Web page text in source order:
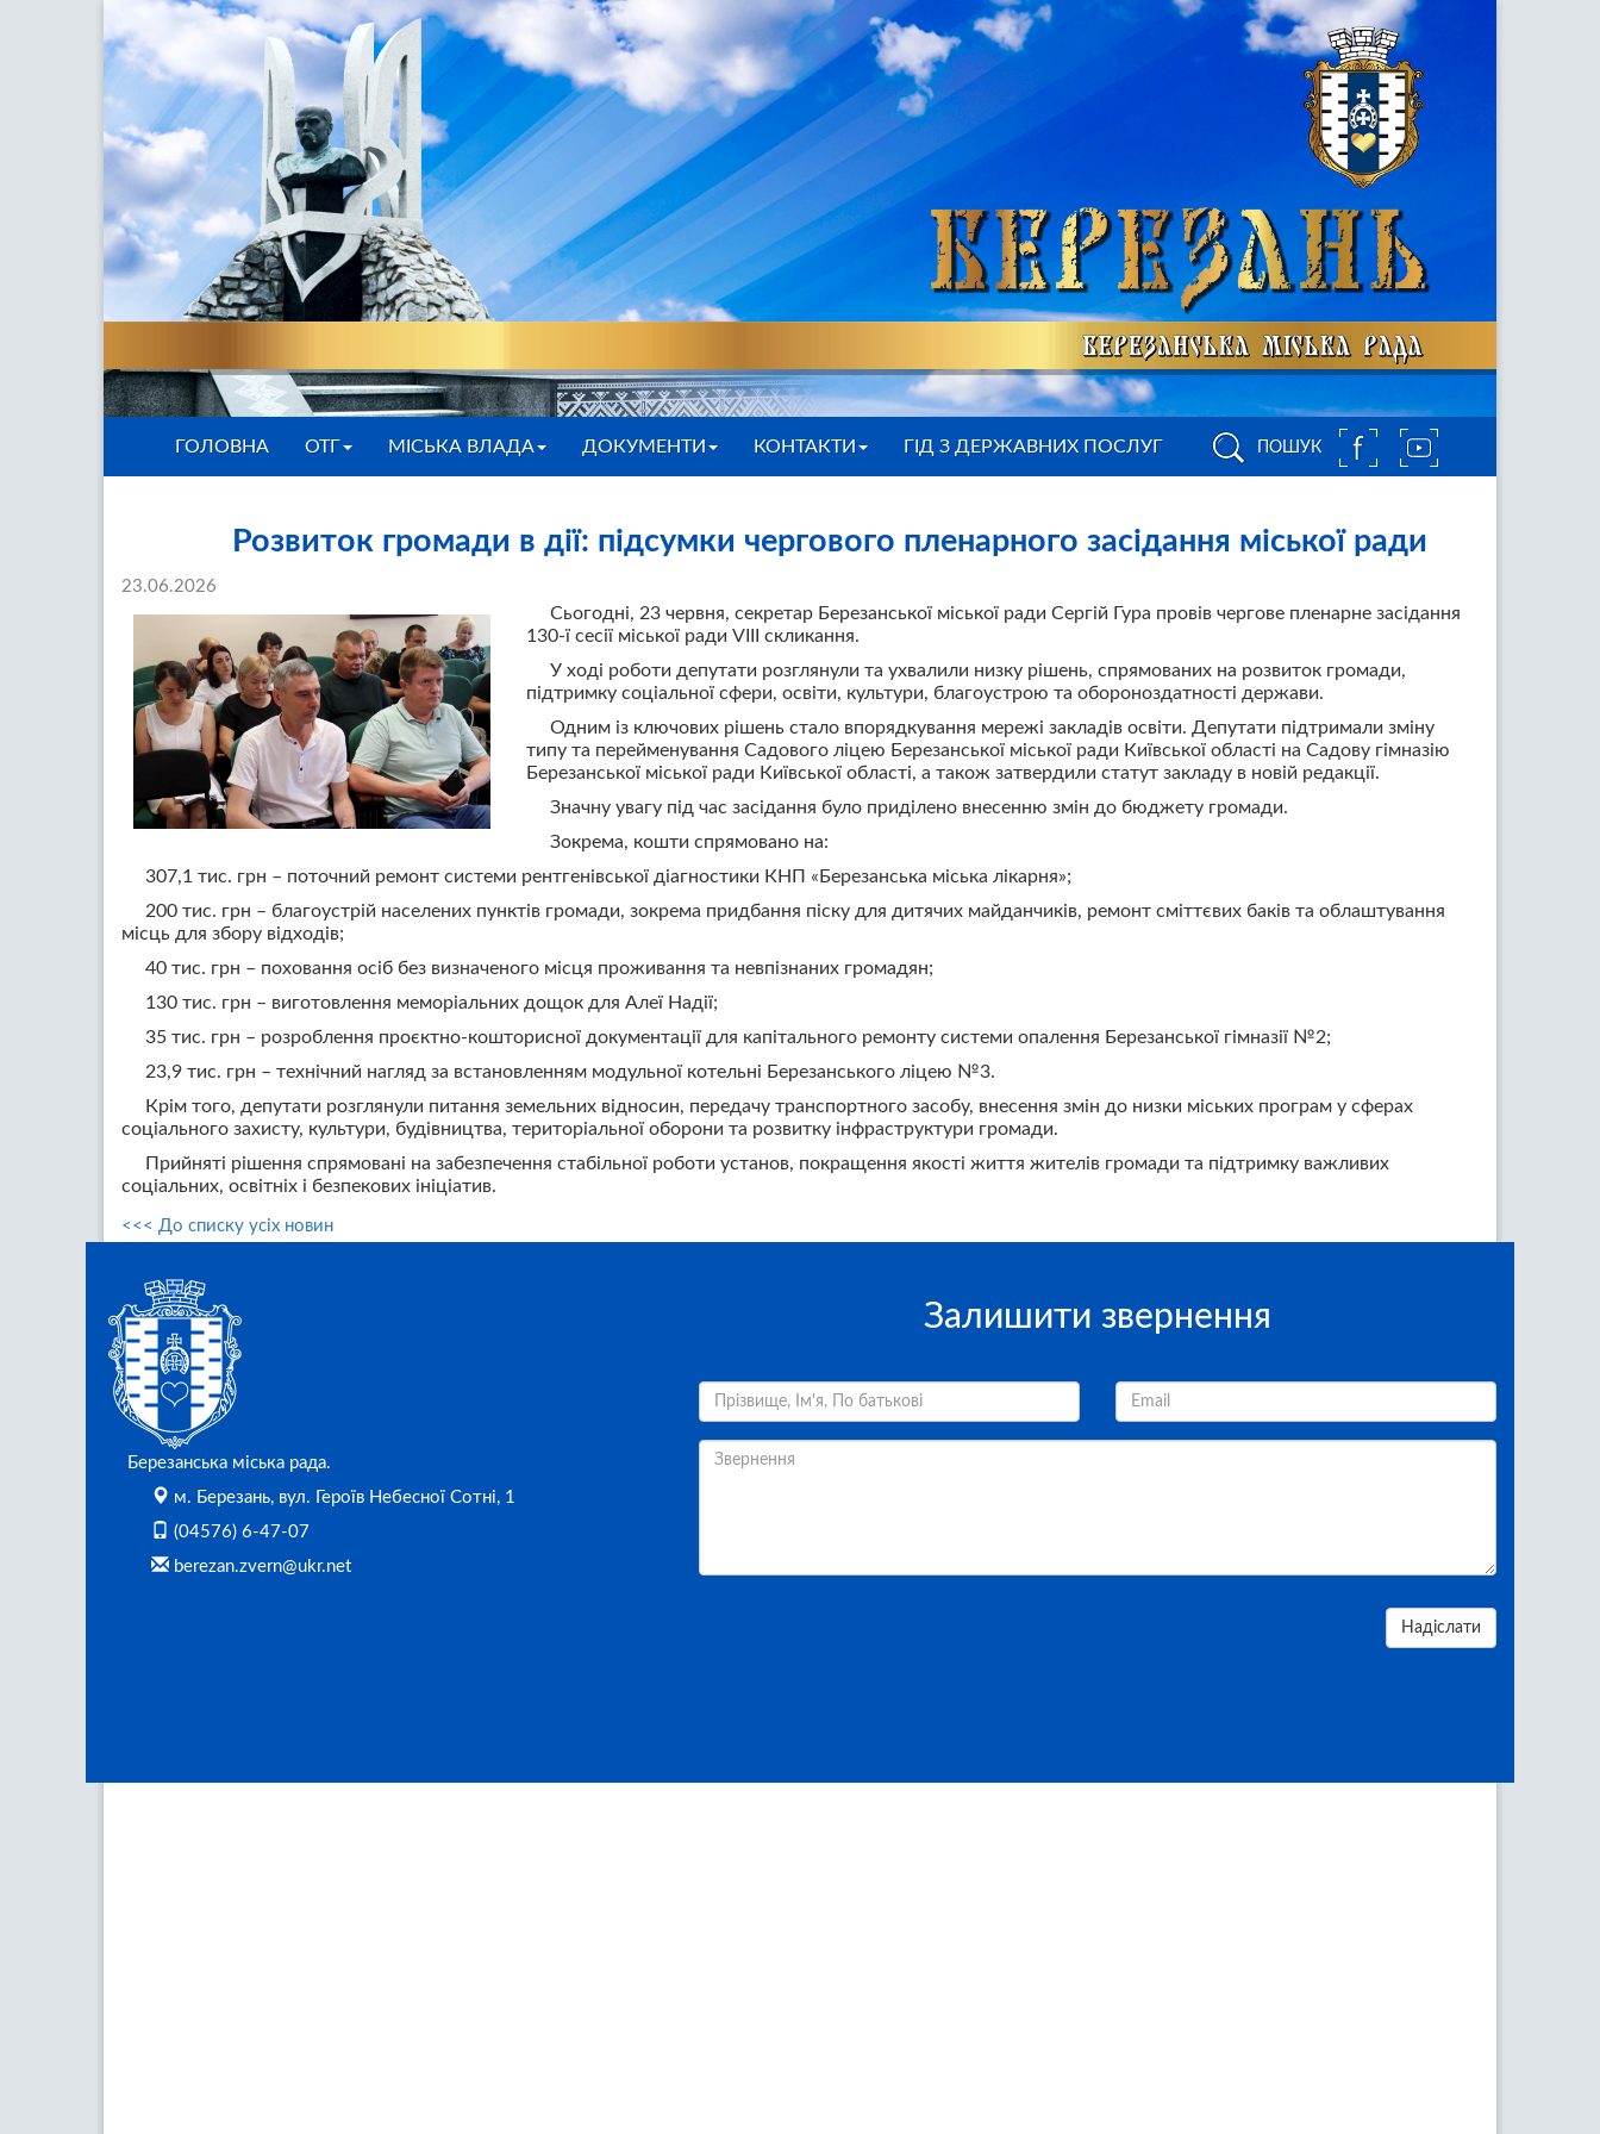
ПОШУК
ГОЛОВНА ОТГ МІСЬКА ВЛАДА ДОКУМЕНТИ КОНТАКТИ ГІД З ДЕРЖАВНИХ ПОСЛУГ
Розвиток громади в дії: підсумки чергового пленарного засідання міської ради
23.06.2026
Сьогодні, 23 червня, секретар Березанської міської ради Сергій Гура провів чергове пленарне засідання
130-ї сесії міської ради VIII скликання.
У ході роботи депутати розглянули та ухвалили низку рішень, спрямованих на розвиток громади,
підтримку соціальної сфери, освіти, культури, благоустрою та обороноздатності держави.
Одним із ключових рішень стало впорядкування мережі закладів освіти. Депутати підтримали зміну
типу та перейменування Садового ліцею Березанської міської ради Київської області на Садову гімназію
Березанської міської ради Київської області, а також затвердили статут закладу в новій редакції.
Значну увагу під час засідання було приділено внесенню змін до бюджету громади.
Зокрема, кошти спрямовано на:
307,1 тис. грн – поточний ремонт системи рентгенівської діагностики КНП «Березанська міська лікарня»;
200 тис. грн – благоустрій населених пунктів громади, зокрема придбання піску для дитячих майданчиків, ремонт сміттєвих баків та облаштування
місць для збору відходів;
40 тис. грн – поховання осіб без визначеного місця проживання та невпізнаних громадян;
130 тис. грн – виготовлення меморіальних дощок для Алеї Надії;
35 тис. грн – розроблення проєктно-кошторисної документації для капітального ремонту системи опалення Березанської гімназії №2;
23,9 тис. грн – технічний нагляд за встановленням модульної котельні Березанського ліцею №3.
Крім того, депутати розглянули питання земельних відносин, передачу транспортного засобу, внесення змін до низки міських програм у сферах
соціального захисту, культури, будівництва, територіальної оборони та розвитку інфраструктури громади.
Прийняті рішення спрямовані на забезпечення стабільної роботи установ, покращення якості життя жителів громади та підтримку важливих
соціальних, освітніх і безпекових ініціатив.
<<< До списку усіх новин
Березанська міська рада.
м. Березань, вул. Героїв Небесної Сотні, 1
(04576) 6-47-07
berezan.zvern@ukr.net
Залишити звернення
Надіслати